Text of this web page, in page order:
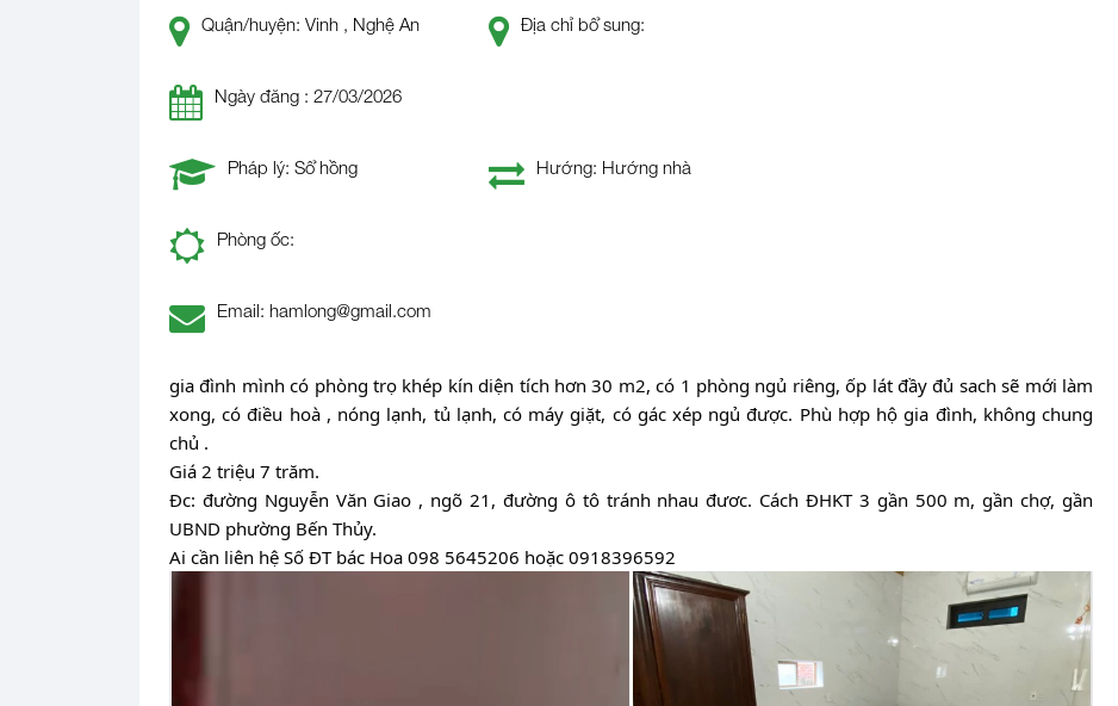
Quận/huyện: Vinh , Nghệ An Địa chỉ bổ sung:
Ngày đăng : 27/03/2026
Pháp lý: Sổ hồng Hướng: Hướng nhà
Phòng ốc:
Email: hamlong@gmail.com
gia đình mình có phòng trọ khép kín diện tích hơn 30 m2, có 1 phòng ngủ riêng, ốp lát đầy đủ sach sẽ mới làm
xong, có điều hoà , nóng lạnh, tủ lạnh, có máy giặt, có gác xép ngủ được. Phù hợp hộ gia đình, không chung
chủ .
Giá 2 triệu 7 trăm.
Đc: đường Nguyễn Văn Giao , ngõ 21, đường ô tô tránh nhau đươc. Cách ĐHKT 3 gần 500 m, gần chợ, gần
UBND phường Bến Thủy.
Ai cần liên hệ Số ĐT bác Hoa 098 5645206 hoặc 0918396592